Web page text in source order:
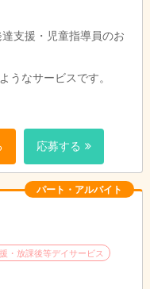
びいただけます。
は、週１からＯＫで
す。
業療法士、言語聴覚士
校、葉山校で募集して
校、葉山校、長与校）
！！！
支援・児童指導員のお
うなサービスです。
応募する
パート・アルバイト
・放課後等デイサービス